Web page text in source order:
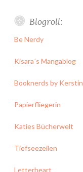
Blogroll:
Be Nerdy
Kisara´s Mangablog
Booknerds by Kerstin
Papierfliegerin
Katies Bücherwelt
Tiefseezeilen
Letterheart